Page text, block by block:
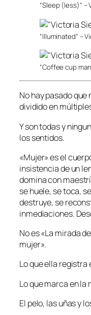
“Sleep (less)”
“Illuminated” –
“Coffee cup
No hay pasado
dividido en
Y son todas y
los sentidos.
«Mujer» es el
insistencia de un
domina con
se huele, se toca,
destruye, se
inmediaciones.
No es «La mirada
mujer».
Lo que ella registra
Lo que marca en la
El pelo, las uñas y